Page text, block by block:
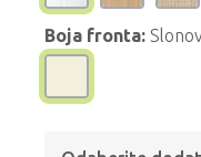
Boja fronta: